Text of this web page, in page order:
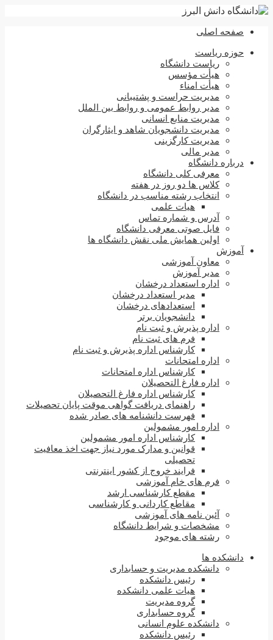
صفحه اصلی
حوزه ریاست
ریاست دانشگاه
هیأت مؤسس
هیأت امناء
مدیریت حراست و پشتیبانی
مدیر روابط عمومی و روابط بین الملل
مدیریت منابع انسانی
مدیریت دانشجویان شاهد و ایثارگران
مدیریت کارگزینی
مدیر مالی
درباره دانشگاه
معرفی کلی دانشگاه
کلاس ها دو روز در هفته
انتخاب رشته مناسب در دانشگاه
هیات علمی
آدرس و شماره تماس
فایل صوتی معرفی دانشگاه
اولین همایش ملی نقش دانشگاه ها
آموزش
معاون آموزشی
مدیر آموزش
اداره استعداد درخشان
مدیر استعداد درخشان
استعدادهای درخشان
دانشجویان برتر
اداره پذیرش و ثبت نام
فرم های ثبت نام
کارشناس اداره پذیرش و ثبت نام
اداره امتحانات
کارشناس اداره امتحانات
اداره فارغ التحصیلان
کارشناس اداره فارغ التحصیلان
راهنمای دریافت گواهی موقت پایان تحصیلات
فهرست دانشنامه های صادر شده
اداره امور مشمولین
کارشناس اداره امور مشمولین
قوانین و مدارک مورد نیاز جهت اخذ معافیت
تحصیلی
فرایند خروج از کشور اینترنتی
فرم های خام آموزشی
مقطع کارشناسی ارشد
مقاطع کاردانی و کارشناسی
آئین نامه های آموزشی
مشخصات و شرایط دانشگاه
رشته های موجود
دانشکده ها
دانشکده مدیریت و حسابداری
رئیس دانشکده
هیات علمی دانشکده
گروه مدیریت
گروه حسابداری
دانشکده علوم انسانی
رئیس دانشکده